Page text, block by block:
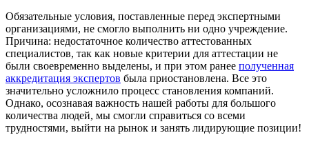
Обязательные условия, поставленные перед экспертными
организациями, не смогло выполнить ни одно учреждение.
Причина: недостаточное количество аттестованных
специалистов, так как новые критерии для аттестации не
были своевременно выделены, и при этом ранее полученная
аккредитация экспертов была приостановлена. Все это
значительно усложнило процесс становления компаний.
Однако, осознавая важность нашей работы для большого
количества людей, мы смогли справиться со всеми
трудностями, выйти на рынок и занять лидирующие позиции!